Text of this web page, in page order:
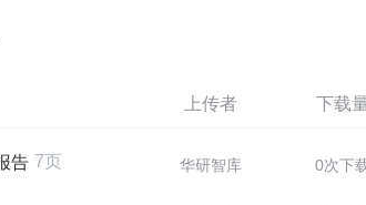
上传者 下载
告 7页 华研智库 0次下